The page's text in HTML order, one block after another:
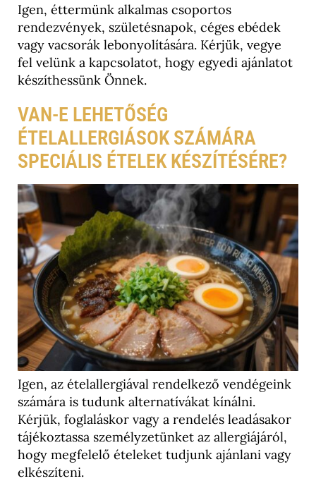
Igen, éttermünk alkalmas csoportos
rendezvények, születésnapok, céges ebédek
vagy vacsorák lebonyolítására. Kérjük, vegye
fel velünk a kapcsolatot, hogy egyedi ajánlatot
készíthessünk Önnek.
VAN-E LEHETŐSÉG
ÉTELALLERGIÁSOK SZÁMÁRA
SPECIÁLIS ÉTELEK KÉSZÍTÉSÉRE?
Igen, az ételallergiával rendelkező vendégeink
számára is tudunk alternatívákat kínálni.
Kérjük, foglaláskor vagy a rendelés leadásakor
tájékoztassa személyzetünket az allergiájáról,
hogy megfelelő ételeket tudjunk ajánlani vagy
elkészíteni.